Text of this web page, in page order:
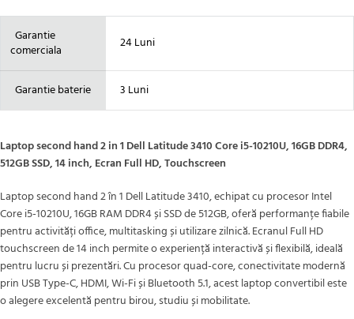
Garantie
comerciala
24 Luni
Garantie baterie 3 Luni
Laptop second hand 2 in 1 Dell Latitude 3410 Core i5-10210U, 16GB DDR4,
512GB SSD, 14 inch, Ecran Full HD, Touchscreen
Laptop second hand 2 în 1 Dell Latitude 3410, echipat cu procesor Intel
Core i5-10210U, 16GB RAM DDR4 și SSD de 512GB, oferă performanțe fiabile
pentru activități office, multitasking și utilizare zilnică. Ecranul Full HD
touchscreen de 14 inch permite o experiență interactivă și flexibilă, ideală
pentru lucru și prezentări. Cu procesor quad-core, conectivitate modernă
prin USB Type-C, HDMI, Wi-Fi și Bluetooth 5.1, acest laptop convertibil este
o alegere excelentă pentru birou, studiu și mobilitate.